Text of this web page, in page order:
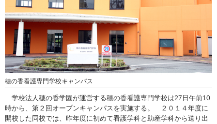
穂の香看護専門学校キャンパス
学校法人穂の香学園が運営する穂の香看護専門学校は27日午前10
時から、第２回オープンキャンパスを実施する。 ２０１４年度に
開校した同校では、昨年度に初めて看護学科と助産学科から送り出